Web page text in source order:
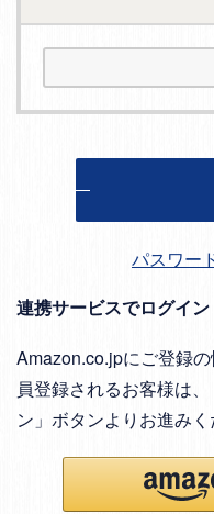
パスワー
連携サービスでログイ
Amazon.co.jpにご登録
員登録されるお客様は
ン」ボタンよりお進みく